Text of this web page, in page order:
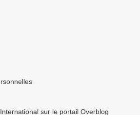
sur le portail Overblog